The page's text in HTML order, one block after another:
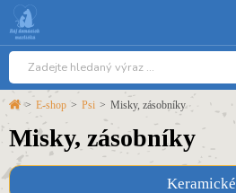
> E-shop > Psi > Misky, zásobníky
Misky, zásobníky
Keramické